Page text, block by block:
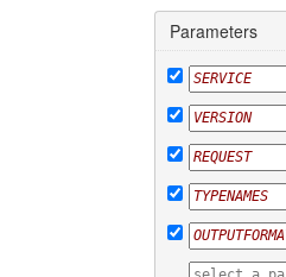
Parameters